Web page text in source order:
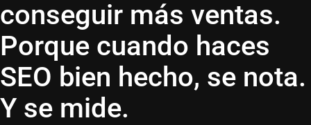
conseguir más ventas.
Porque cuando haces
SEO bien hecho, se nota.
Y se mide.